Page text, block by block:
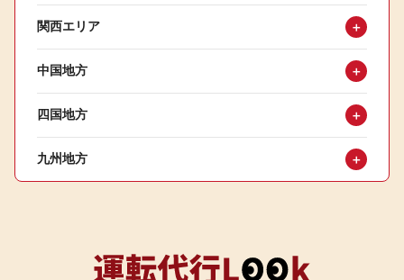
関西エリア ＋
中国地方 ＋
四国地方 ＋
九州地方 ＋